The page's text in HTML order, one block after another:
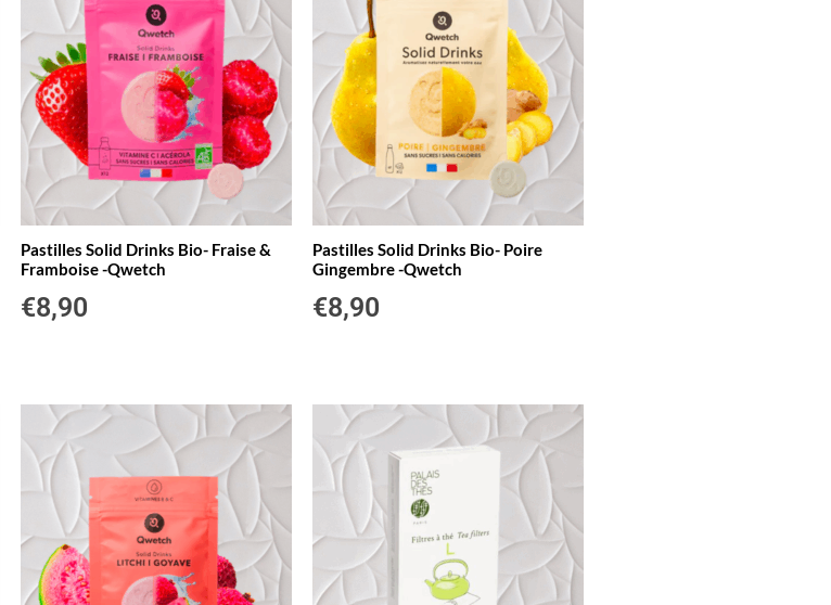
Pastilles Solid Drinks Bio- Fraise &
Framboise -Qwetch
€8,90
Pastilles Solid Drinks Bio- Poire
Gingembre -Qwetch
€8,90